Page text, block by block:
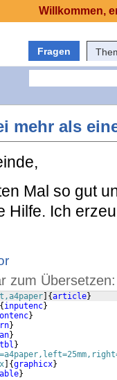
Fragen
mehr als
Mal so gut
Hilfe. Ich
zum Übersetzen:
{article}
{ inputenc}
}
}
}
}
{graphicx}
}
Willkommen,